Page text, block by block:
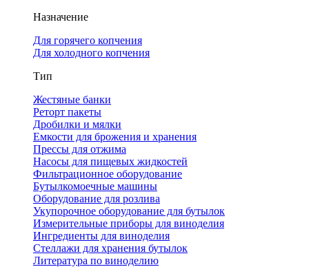
Назначение
Для горячего копчения
Для холодного копчения
Тип
Жестяные банки
Реторт пакеты
Дробилки и мялки
Емкости для брожения и хранения
Прессы для отжима
Насосы для пищевых жидкостей
Фильтрационное оборудование
Бутылкомоечные машины
Оборудование для розлива
Укупорочное оборудование для бутылок
Измерительные приборы для виноделия
Ингредиенты для виноделия
Стеллажи для хранения бутылок
Литература по виноделию